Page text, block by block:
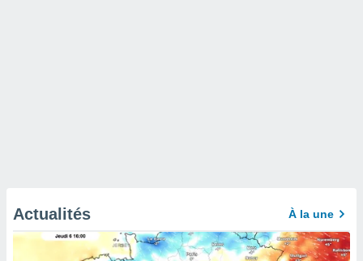
Actualités À la une